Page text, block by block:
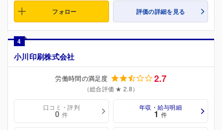
フォロー 評価の詳細を見る
4
小川印刷株式会社
労働時間の満足度 2.7
（総合評価 ★ 2.8）
口コミ・評判
0 件
年収・給与明細
1 件